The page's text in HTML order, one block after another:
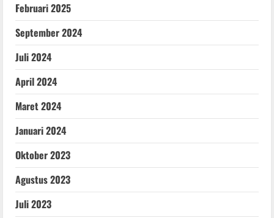
Februari 2025
September 2024
Juli 2024
April 2024
Maret 2024
Januari 2024
Oktober 2023
Agustus 2023
Juli 2023